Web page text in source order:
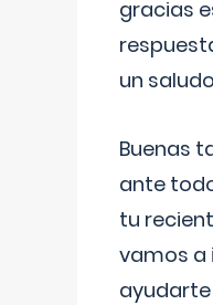
gracias
un saludo
Buenas
ante
tu
vamos